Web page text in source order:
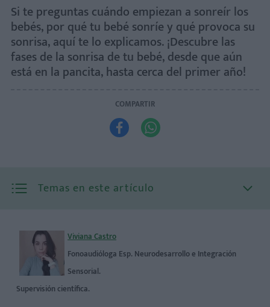
Si te preguntas cuándo empiezan a sonreír los
bebés, por qué tu bebé sonríe y qué provoca su
sonrisa, aquí te lo explicamos. ¡Descubre las
fases de la sonrisa de tu bebé, desde que aún
está en la pancita, hasta cerca del primer año!
COMPARTIR
 
Temas en este artículo
La sonrisa intencionada o sonrisa social
Viviana Castro
Fonoaudióloga Esp. Neurodesarrollo e Integración
Sensorial.
Supervisión científica.